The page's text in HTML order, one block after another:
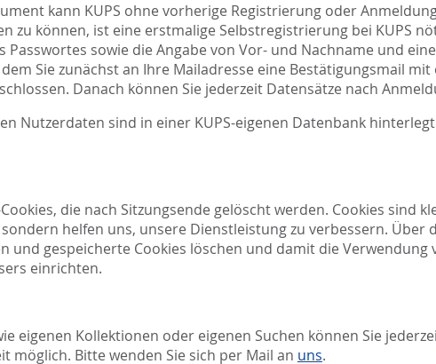
kann KUPS ohne vorherige Registrierung oder
zu können, ist eine erstmalige Selbstregistrierung bei KUPS
Passwortes sowie die Angabe von Vor- und Nachname und
Sie zunächst an Ihre Mailadresse eine Bestätigungsmail
Danach können Sie jederzeit Datensätze nach
Nutzerdaten sind in einer KUPS-eigenen Datenbank
die nach Sitzungsende gelöscht werden. Cookies
helfen uns, unsere Dienstleistung zu verbessern.
und gespeicherte Cookies löschen und damit die
einrichten.
eigenen Kollektionen oder eigenen Suchen können Sie
möglich. Bitte wenden Sie sich per Mail an uns.